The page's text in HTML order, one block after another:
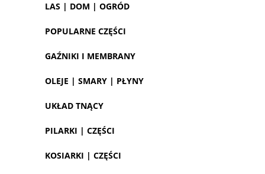
LAS | DOM | OGRÓD
POPULARNE CZĘŚCI
GAŹNIKI I MEMBRANY
OLEJE | SMARY | PŁYNY
UKŁAD TNĄCY
PILARKI | CZĘŚCI
KOSIARKI | CZĘŚCI